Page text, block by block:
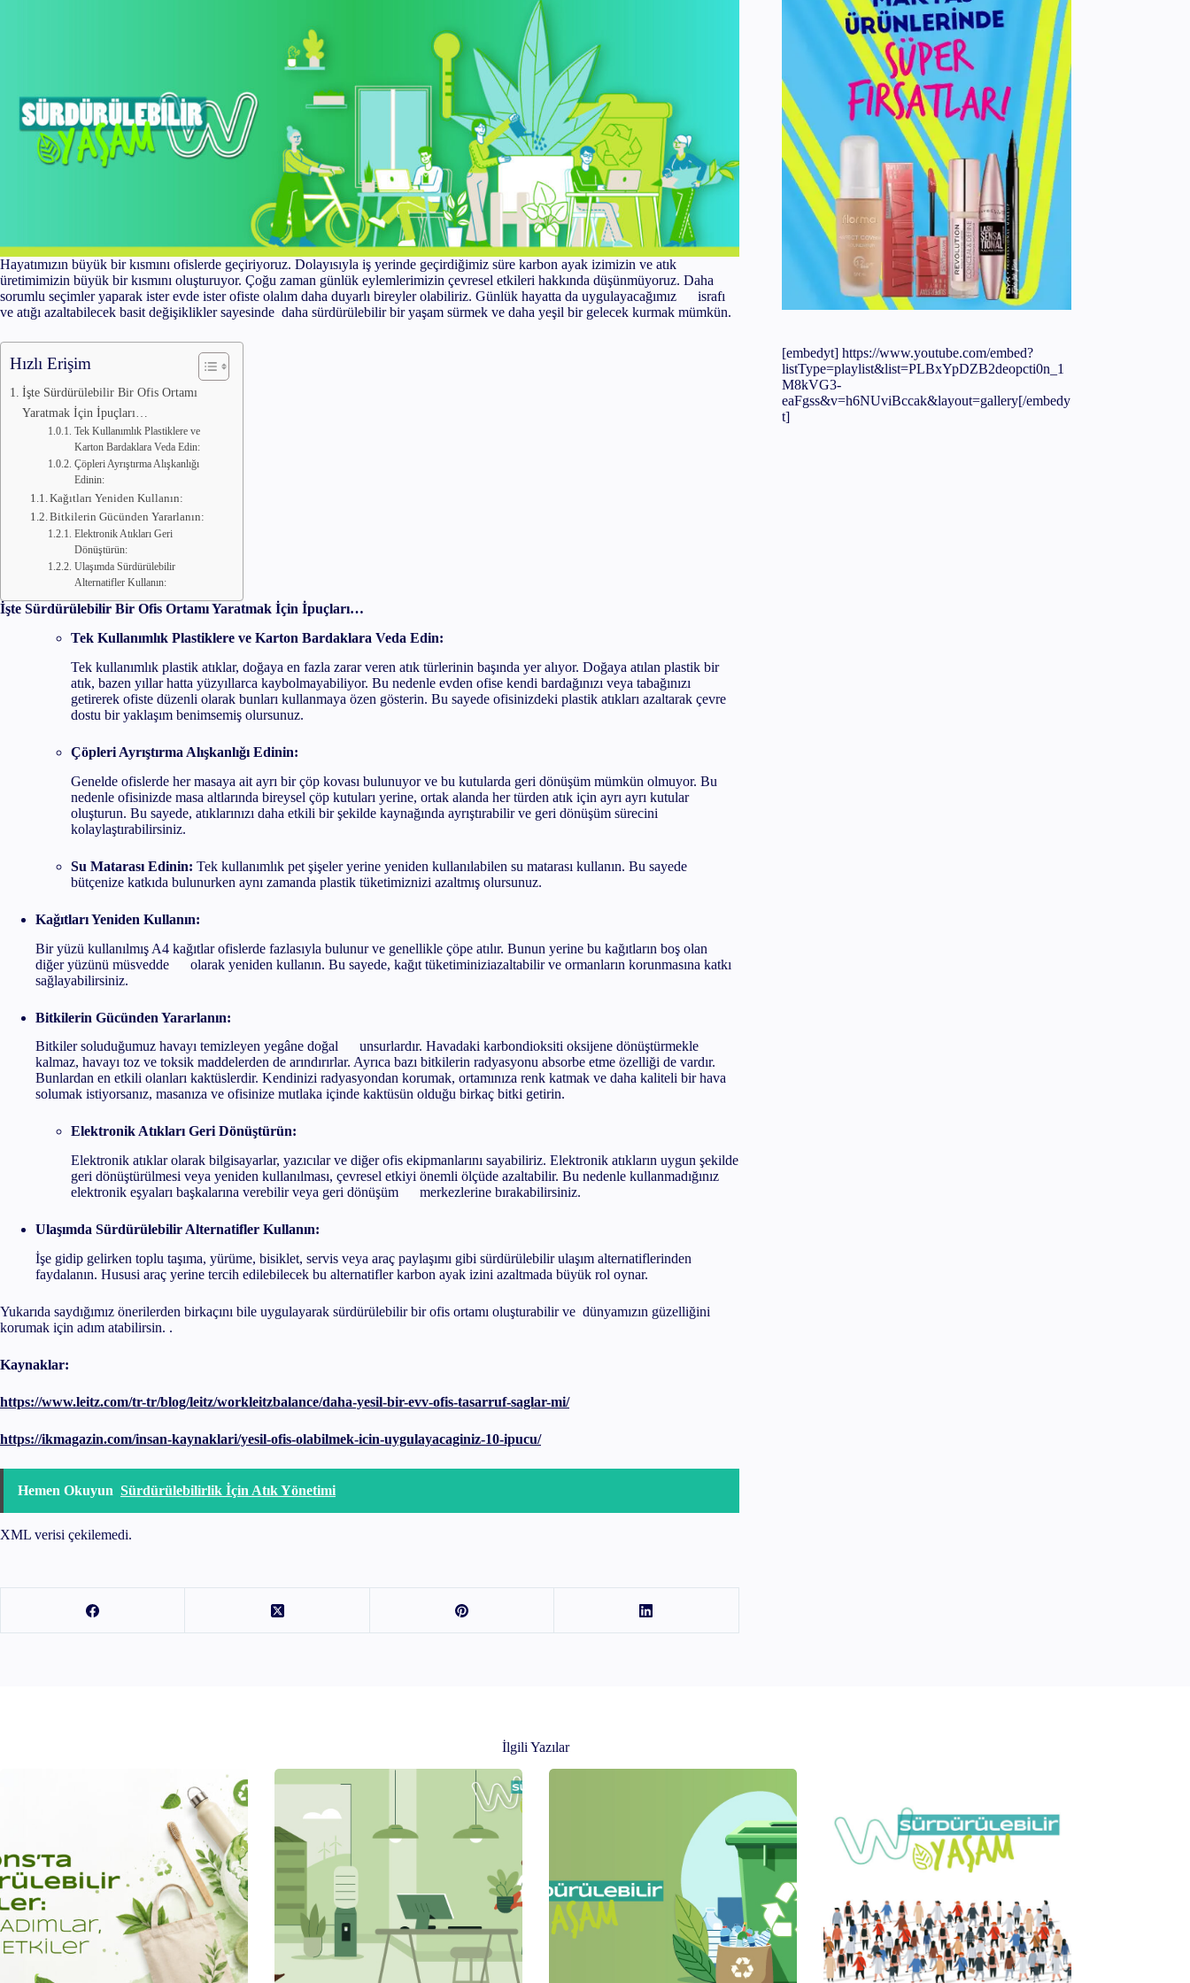
Hailey Bieber’ın Cinnamon Girl Makyajı Nasıl Yapılır?
Sunburn Blush Nedir ve Nasıl Yapılır?
Hayatımızın büyük bir kısmını ofislerde geçiriyoruz. Dolayısıyla iş yerinde geçirdiğimiz süre karbon ayak izimizin ve atık
üretimimizin büyük bir kısmını oluşturuyor. Çoğu zaman günlük eylemlerimizin çevresel etkileri hakkında düşünmüyoruz. Daha
sorumlu seçimler yaparak ister evde ister ofiste olalım daha duyarlı bireyler olabiliriz. Günlük hayatta da uygulayacağımız israfı
ve atığı azaltabilecek basit değişiklikler sayesinde daha sürdürülebilir bir yaşam sürmek ve daha yeşil bir gelecek kurmak mümkün.
Hızlı Erişim
İşte Sürdürülebilir Bir Ofis Ortamı
Yaratmak İçin İpuçları…
Tek Kullanımlık Plastiklere ve
Karton Bardaklara Veda Edin:
Çöpleri Ayrıştırma Alışkanlığı
Edinin:
Kağıtları Yeniden Kullanın:
Bitkilerin Gücünden Yararlanın:
Elektronik Atıkları Geri
Dönüştürün:
Ulaşımda Sürdürülebilir
Alternatifler Kullanın:
İşte Sürdürülebilir Bir Ofis Ortamı Yaratmak İçin İpuçları…
Tek Kullanımlık Plastiklere ve Karton Bardaklara Veda Edin:
Tek kullanımlık plastik atıklar, doğaya en fazla zarar veren atık türlerinin başında yer alıyor. Doğaya atılan plastik bir
atık, bazen yıllar hatta yüzyıllarca kaybolmayabiliyor. Bu nedenle evden ofise kendi bardağınızı veya tabağınızı
getirerek ofiste düzenli olarak bunları kullanmaya özen gösterin. Bu sayede ofisinizdeki plastik atıkları azaltarak çevre
dostu bir yaklaşım benimsemiş olursunuz.
Çöpleri Ayrıştırma Alışkanlığı Edinin:
Genelde ofislerde her masaya ait ayrı bir çöp kovası bulunuyor ve bu kutularda geri dönüşüm mümkün olmuyor. Bu
nedenle ofisinizde masa altlarında bireysel çöp kutuları yerine, ortak alanda her türden atık için ayrı ayrı kutular
oluşturun. Bu sayede, atıklarınızı daha etkili bir şekilde kaynağında ayrıştırabilir ve geri dönüşüm sürecini
kolaylaştırabilirsiniz.
Su Matarası Edinin: Tek kullanımlık pet şişeler yerine yeniden kullanılabilen su matarası kullanın. Bu sayede
bütçenize katkıda bulunurken aynı zamanda plastik tüketimiznizi azaltmış olursunuz.
Kağıtları Yeniden Kullanın:
Bir yüzü kullanılmış A4 kağıtlar ofislerde fazlasıyla bulunur ve genellikle çöpe atılır. Bunun yerine bu kağıtların boş olan
diğer yüzünü müsvedde olarak yeniden kullanın. Bu sayede, kağıt tüketiminiziazaltabilir ve ormanların korunmasına katkı
sağlayabilirsiniz.
Bitkilerin Gücünden Yararlanın:
Bitkiler soluduğumuz havayı temizleyen yegâne doğal unsurlardır. Havadaki karbondioksiti oksijene dönüştürmekle
kalmaz, havayı toz ve toksik maddelerden de arındırırlar. Ayrıca bazı bitkilerin radyasyonu absorbe etme özelliği de vardır.
Bunlardan en etkili olanları kaktüslerdir. Kendinizi radyasyondan korumak, ortamınıza renk katmak ve daha kaliteli bir hava
solumak istiyorsanız, masanıza ve ofisinize mutlaka içinde kaktüsün olduğu birkaç bitki getirin.
Elektronik Atıkları Geri Dönüştürün:
Elektronik atıklar olarak bilgisayarlar, yazıcılar ve diğer ofis ekipmanlarını sayabiliriz. Elektronik atıkların uygun şekilde
geri dönüştürülmesi veya yeniden kullanılması, çevresel etkiyi önemli ölçüde azaltabilir. Bu nedenle kullanmadığınız
elektronik eşyaları başkalarına verebilir veya geri dönüşüm merkezlerine bırakabilirsiniz.
Ulaşımda Sürdürülebilir Alternatifler Kullanın:
İşe gidip gelirken toplu taşıma, yürüme, bisiklet, servis veya araç paylaşımı gibi sürdürülebilir ulaşım alternatiflerinden
faydalanın. Hususi araç yerine tercih edilebilecek bu alternatifler karbon ayak izini azaltmada büyük rol oynar.
Yukarıda saydığımız önerilerden birkaçını bile uygulayarak sürdürülebilir bir ofis ortamı oluşturabilir ve dünyamızın güzelliğini
korumak için adım atabilirsin. .
Kaynaklar:
https://www.leitz.com/tr-tr/blog/leitz/workleitzbalance/daha-yesil-bir-evv-ofis-tasarruf-saglar-mi/
https://ikmagazin.com/insan-kaynaklari/yesil-ofis-olabilmek-icin-uygulayacaginiz-10-ipucu/
Hemen Okuyun Sürdürülebilirlik İçin Atık Yönetimi
XML verisi çekilemedi.
[embedyt] https://www.youtube.com/embed?
listType=playlist&list=PLBxYpDZB2deopcti0n_1
M8kVG3-
eaFgss&v=h6NUviBccak&layout=gallery[/embedy
t]
İlgili Yazılar